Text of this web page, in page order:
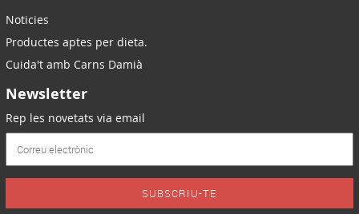
Noticies
Productes aptes per dieta.
Cuida't amb Carns Damià
Newsletter
Rep les novetats via email
SUBSCRIU-TE